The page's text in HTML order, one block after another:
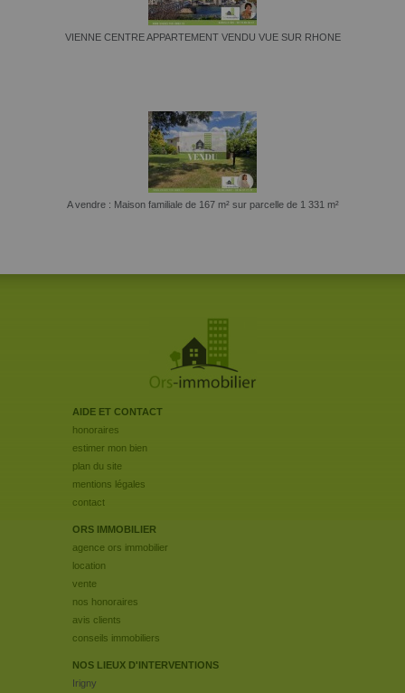
VIENNE CENTRE APPARTEMENT VENDU VUE SUR RHONE
A vendre : Maison familiale de 167 m² sur parcelle de 1 331 m²
AIDE ET CONTACT
honoraires
estimer mon bien
plan du site
mentions légales
contact
ORS IMMOBILIER
agence ors immobilier
location
vente
nos honoraires
avis clients
conseils immobiliers
NOS LIEUX D'INTERVENTIONS
Irigny